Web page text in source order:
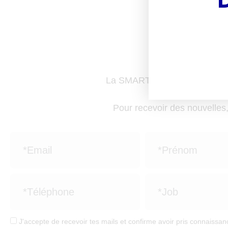
La SMART NEWS, c'est la
Pour recevoir des
J'accepte de recevoir tes mails et confirme avoir pris